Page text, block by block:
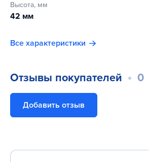
Высота, мм
42 мм
Все характеристики
Отзывы покупателей 0
Добавить отзыв